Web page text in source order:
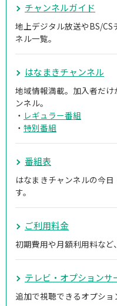
チャンネルガイド
地上デジタル放送やBS/
ネル一覧。
はなまきチャンネル
地域情報満載。加入者だ
ンネル。
・ レギュラー番組
・ 特別番組
番組表
はなまきチャンネルの今
す。
ご利用料金
初期費用や月額利用料など
テレビ・オプションサ
追加で視聴できるオプショ